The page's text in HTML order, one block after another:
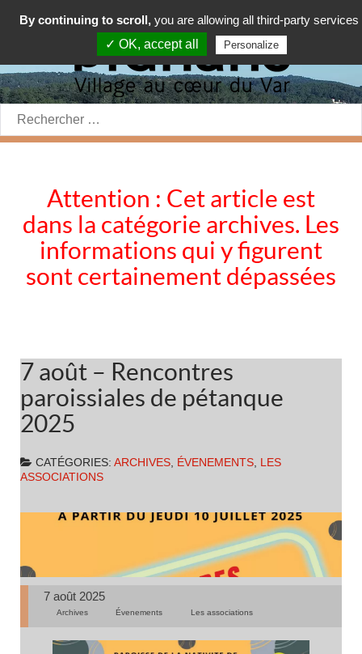
Rechercher:
Attention : Cet article est
dans la catégorie archives. Les
informations qui y figurent
sont certainement dépassées
7 août – Rencontres
paroissiales de pétanque
2025
CATÉGORIES: ARCHIVES, ÉVENEMENTS, LES
ASSOCIATIONS
7 août 2025
Archives Évenements Les associations
By continuing to scroll, you are allowing all third-party services
✓ OK, accept all
Personalize